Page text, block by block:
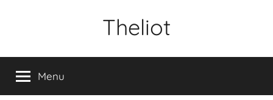
Theliot
Menu